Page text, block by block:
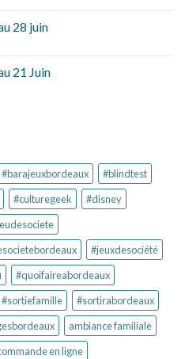
28 juin
21 Juin
#barajeuxbordeaux
#blindtest
#culturegeek
#disney
#jeuxdesociété
#quoifaireabordeaux
#sortiefamille
#sortirabordeaux
ambiance familiale
en ligne